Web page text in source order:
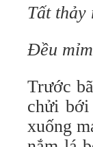
Tất thảy
Đều
Trước
chửi bới
xuống